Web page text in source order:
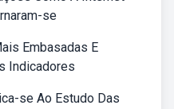
se
Embasadas E
Indicadores
se Ao Estudo Das